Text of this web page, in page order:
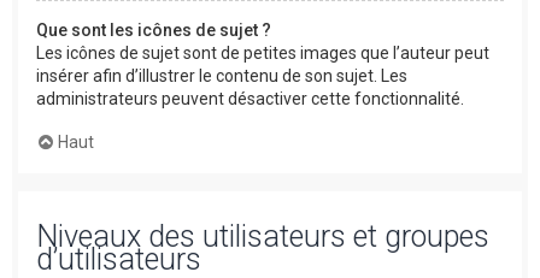
Que sont les icônes de sujet ?
Les icônes de sujet sont de petites images que l’auteur peut
insérer afin d’illustrer le contenu de son sujet. Les
administrateurs peuvent désactiver cette fonctionnalité.
Haut
Niveaux des utilisateurs et groupes
d’utilisateurs